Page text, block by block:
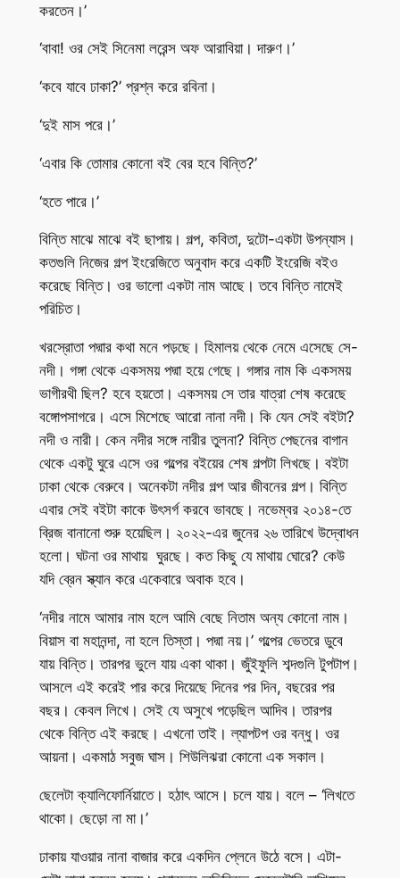
করতেন।’
‘বাবা! ওর সেই সিনেমা লরেন্স অফ আরাবিয়া। দারুণ।’
‘কবে যাবে ঢাকা?’ প্রশ্ন করে রবিনা।
‘দুই মাস পরে।’
‘এবার কি তোমার কোনো বই বের হবে বিন্তি?’
‘হতে পারে।’
বিন্তি মাঝে মাঝে বই ছাপায়। গল্প, কবিতা, দুটো-একটা উপন্যাস।
কতগুলি নিজের গল্প ইংরেজিতে অনুবাদ করে একটি ইংরেজি বইও
করেছে বিন্তি। ওর ভালো একটা নাম আছে। তবে বিন্তি নামেই
পরিচিত।
খরস্রোতা পদ্মার কথা মনে পড়ছে। হিমালয় থেকে নেমে এসেছে সে-
নদী। গঙ্গা থেকে একসময় পদ্মা হয়ে গেছে। গঙ্গার নাম কি একসময়
ভাগীরথী ছিল? হবে হয়তো। একসময় সে তার যাত্রা শেষ করেছে
বঙ্গোপসাগরে। এসে মিশেছে আরো নানা নদী। কি যেন সেই বইটা?
নদী ও নারী। কেন নদীর সঙ্গে নারীর তুলনা? বিন্তি পেছনের বাগান
থেকে একটু ঘুরে এসে ওর গল্পের বইয়ের শেষ গল্পটা লিখছে। বইটা
ঢাকা থেকে বেরুবে। অনেকটা নদীর গল্প আর জীবনের গল্প। বিন্তি
এবার সেই বইটা কাকে উৎসর্গ করবে ভাবছে। নভেম্বর ২০১৪-তে
ব্রিজ বানানো শুরু হয়েছিল। ২০২২-এর জুনের ২৬ তারিখে উদ্বোধন
হলো। ঘটনা ওর মাথায় ঘুরছে। কত কিছু যে মাথায় ঘোরে? কেউ
যদি ব্রেন স্ক্যান করে একেবারে অবাক হবে।
‘নদীর নামে আমার নাম হলে আমি বেছে নিতাম অন্য কোনো নাম।
বিয়াস বা মহানন্দা, না হলে তিস্তা। পদ্মা নয়।’ গল্পের ভেতরে ডুবে
যায় বিন্তি। তারপর ভুলে যায় একা থাকা। জুঁইফুলি শব্দগুলি টুপটাপ।
আসলে এই করেই পার করে দিয়েছে দিনের পর দিন, বছরের পর
বছর। কেবল লিখে। সেই যে অসুখে পড়েছিল আদিব। তারপর
থেকে বিন্তি এই করছে। এখনো তাই। ল্যাপটপ ওর বন্ধু। ওর
আয়না। একমাঠ সবুজ ঘাস। শিউলিঝরা কোনো এক সকাল।
ছেলেটা ক্যালিফোর্নিয়াতে। হঠাৎ আসে। চলে যায়। বলে – ‘লিখতে
থাকো। ছেড়ো না মা।’
ঢাকায় যাওয়ার নানা বাজার করে একদিন প্লেনে উঠে বসে। এটা-